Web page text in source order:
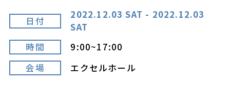
日付
2022.12.03 SAT - 2022.12.03
SAT
時間
9:00~17:00
会場
エクセルホール